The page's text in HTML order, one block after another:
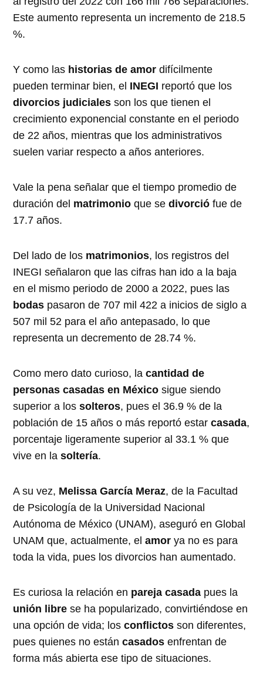
Este aumento representa un incremento de 218.5
%.
Y como las historias de amor difícilmente
pueden terminar bien, el INEGI reportó que los
divorcios judiciales son los que tienen el
crecimiento exponencial constante en el periodo
de 22 años, mientras que los administrativos
suelen variar respecto a años anteriores.
Vale la pena señalar que el tiempo promedio de
duración del matrimonioque sedivorciófue de
17.7 años.
Del lado de los matrimonios, los registros del
INEGI señalaron que las cifras han ido a la baja
en el mismo periodo de 2000 a 2022, pues las
bodas pasaron de 707 mil 422 a inicios de siglo a
507 mil 52 para el año antepasado, lo que
representa un decremento de 28.74 %.
Como mero dato curioso, lacantidad de
personas casadas en México sigue siendo
superior a lossolteros, pues el 36.9 % de la
población de 15 años o más reportó estarcasada,
porcentaje ligeramente superior al 33.1 % que
vive en lasoltería.
A su vez, Melissa García Meraz, de la Facultad
de Psicología de la Universidad Nacional
Autónoma de México (UNAM), aseguró en Global
UNAM que, actualmente, elamorya no es para
toda la vida, pues los divorcios han aumentado.
Es curiosa la relación en pareja casada pues la
unión libre se ha popularizado, convirtiéndose en
una opción de vida; losconflictosson diferentes,
pues quienes no estáncasadosenfrentan de
forma más abierta ese tipo de situaciones.